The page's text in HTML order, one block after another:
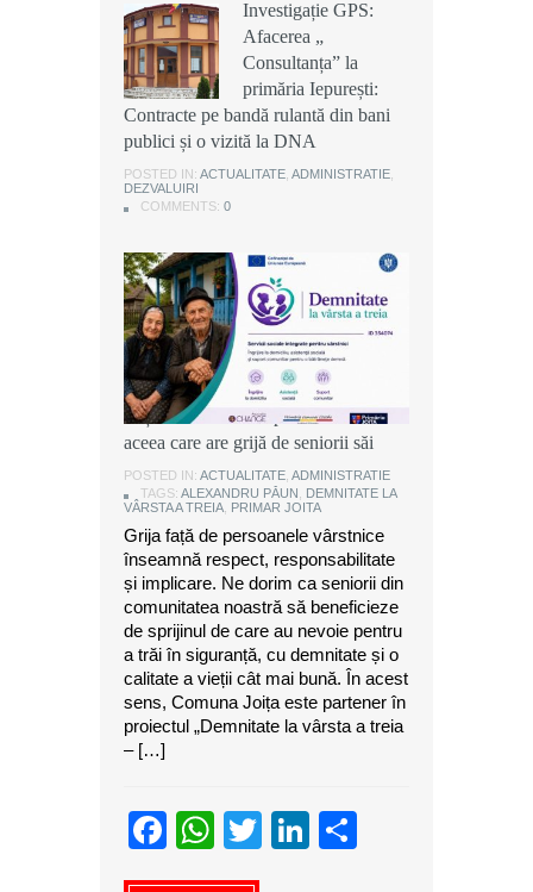
Investigație GPS:
Afacerea „
Consultanța” la
primăria Iepurești:
Contracte pe bandă rulantă din bani
publici și o vizită la DNA
POSTED IN: ACTUALITATE ADMINISTRATIE
DEZVALUIRI
COMMENTS: 0
Investigație GPS:
Afacerea „
Consultanța” la
primăria Iepurești:
Contracte pe bandă rulantă din bani
publici și o vizită la DNA
POSTED IN: ACTUALITATE ADMINISTRATIE
DEZVALUIRI
COMMENTS: 0
Investigație GPS:
Afacerea „
Consultanța” la
primăria Iepurești:
Contracte pe bandă rulantă din bani
publici și o vizită la DNA
POSTED IN: ACTUALITATE ADMINISTRATIE
DEZVALUIRI
COMMENTS: 0
Alexandru Păun, primarul comunei
Joița: O comunitate puternică este
aceea care are grijă de seniorii săi
POSTED IN: ACTUALITATE ADMINISTRATIE
TAGS: ALEXANDRU PĂUN
DEMNITATE LA
VÂRSTA A TREIA PRIMAR JOITA
Grija față de persoanele vârstnice
înseamnă respect, responsabilitate
și implicare. Ne dorim ca seniorii din
comunitatea noastră să beneficieze
de sprijinul de care au nevoie pentru
a trăi în siguranță, cu demnitate și o
calitate a vieții cât mai bună. În acest
sens, Comuna Joița este partener în
proiectul „Demnitate la vârsta a treia
– […]
Facebook
WhatsApp
TwitterLinkedIn